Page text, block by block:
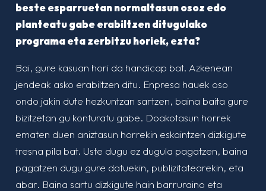
beste esparruetan normaltasun osoz edo
planteatu gabe erabiltzen ditugulako
programa eta zerbitzu horiek, ezta?
Bai, gure kasuan hori da handicap bat. Azkenean
jendeak asko erabiltzen ditu. Enpresa hauek oso
ondo jakin dute hezkuntzan sartzen, baina baita gure
bizitzetan gu konturatu gabe. Doakotasun horrek
ematen duen aniztasun horrekin eskaintzen dizkigute
tresna pila bat. Uste dugu ez dugula pagatzen, baina
pagatzen dugu gure datuekin, publizitatearekin, eta
abar. Baina sartu dizkigute hain barruraino eta